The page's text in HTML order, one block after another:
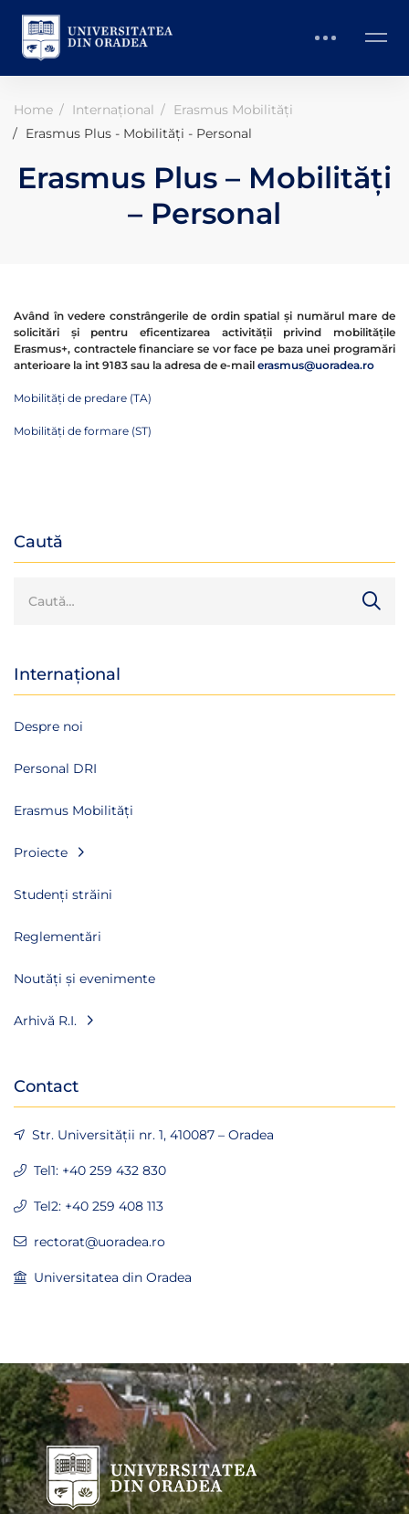
Home Internațional
Erasmus Mobilități
Erasmus Plus - Mobilități - Personal
Erasmus Plus – Mobilități
– Personal
Caută
Internațional
Despre noi
Personal DRI
Erasmus Mobilități
Proiecte
Studenți străini
Reglementări
Noutăți și evenimente
Arhivă R.I.
Contact
Str. Universității nr. 1, 410087 – Oradea
Tel1: +40 259 432 830
Tel2: +40 259 408 113
rectorat@uoradea.ro
Universitatea din Oradea
Având în vedere constrângerile de ordin spatial și numărul mare de
solicitări și pentru eficentizarea activității privind mobilitățile
Erasmus+, contractele financiare se vor face pe baza unei programări
anterioare la int 9183 sau la adresa de e-mail erasmus@uoradea.ro
Mobilități de predare (TA)
Mobilități de formare (ST)